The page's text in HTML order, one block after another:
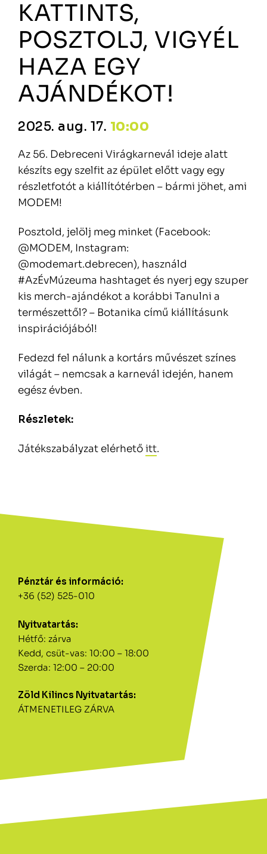
Pénztár és információ:
+36 (52) 525-010
Nyitvatartás:
Hétfő: zárva
Kedd, csüt-vas: 10:00 – 18:00
Szerda: 12:00 – 20:00
Zöld Kilincs Nyitvatartás:
ÁTMENETILEG ZÁRVA
KATTINTS,
POSZTOLJ, VIGYÉL
HAZA EGY
AJÁNDÉKOT!
2025. aug. 17. 10:00
Az 56. Debreceni Virágkarnevál ideje alatt
készíts egy szelfit az épület előtt vagy egy
részletfotót a kiállítótérben – bármi jöhet, ami
MODEM!
Posztold, jelölj meg minket (Facebook:
@MODEM, Instagram:
@modemart.debrecen), használd
#AzÉvMúzeuma hashtaget és nyerj egy szuper
kis merch-ajándékot a korábbi Tanulni a
természettől? – Botanika című kiállításunk
inspirációjából!
Fedezd fel nálunk a kortárs művészet színes
világát – nemcsak a karnevál idején, hanem
egész évben.
Részletek:
Játékszabályzat elérhetőitt.